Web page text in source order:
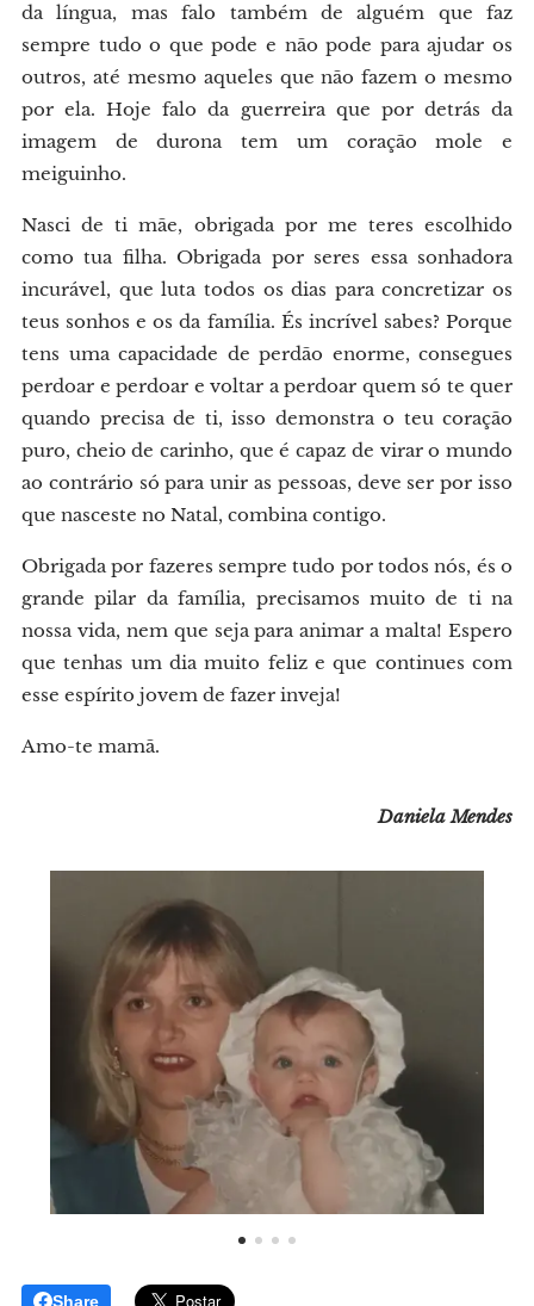
da língua, mas falo também de alguém que faz
sempre tudo o que pode e não pode para ajudar os
outros, até mesmo aqueles que não fazem o mesmo
por ela. Hoje falo da guerreira que por detrás da
imagem de durona tem um coração mole e
meiguinho.
Nasci de ti mãe, obrigada por me teres escolhido
como tua filha. Obrigada por seres essa sonhadora
incurável, que luta todos os dias para concretizar os
teus sonhos e os da família. És incrível sabes? Porque
tens uma capacidade de perdão enorme, consegues
perdoar e perdoar e voltar a perdoar quem só te quer
quando precisa de ti, isso demonstra o teu coração
puro, cheio de carinho, que é capaz de virar o mundo
ao contrário só para unir as pessoas, deve ser por isso
que nasceste no Natal, combina contigo.
Obrigada por fazeres sempre tudo por todos nós, és o
grande pilar da família, precisamos muito de ti na
nossa vida, nem que seja para animar a malta! Espero
que tenhas um dia muito feliz e que continues com
esse espírito jovem de fazer inveja!
Amo-te mamã.
Daniela Mendes
Share